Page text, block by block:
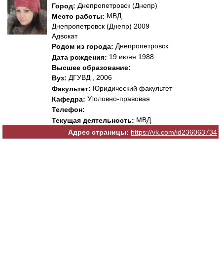
Город: Днепропетровск (Днепр)
Место работы: МВД
Днепропетровск (Днепр) 2009
Адвокат
Родом из города: Днепропетровск
Дата рождения: 19 июня 1988
Высшее образование:
Вуз: ДГУВД , 2006
Факультет: Юридический факультет
Кафедра: Уголовно-правовая
Телефон:
Текущая деятельность: МВД
Адрес страницы: https://vk.com/id236063734